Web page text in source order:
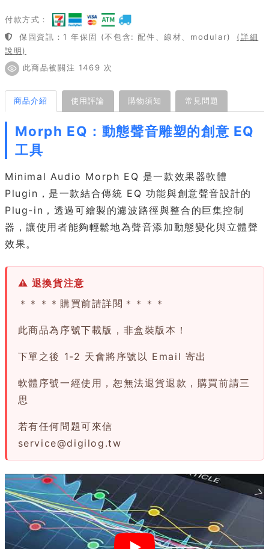
付款方式：
保固資訊：1 年保固 (不包含: 配件、線材、modular)
(詳細
說明)
此商品被關注 1469 次
商品介紹 使用評論 購物須知 常見問題
Morph EQ：動態聲音雕塑的創意 EQ
工具
Minimal Audio Morph EQ 是一款效果器軟體
Plugin，是一款結合傳統 EQ 功能與創意聲音設計的
Plug-in，透過可繪製的濾波路徑與整合的巨集控制
器，讓使用者能夠輕鬆地為聲音添加動態變化與立體聲
效果。
⚠ 退換貨注意
＊＊＊＊購買前請詳閱＊＊＊＊
此商品為序號下載版，非盒裝版本！
下單之後 1-2 天會將序號以 Email 寄出
軟體序號一經使用，恕無法退貨退款，購買前請三
思
若有任何問題可來信
service@digilog.tw